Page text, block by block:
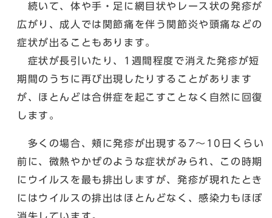
続いて、体や手・足に網目状やレース状の発疹が
広がり、成人では関節痛を伴う関節炎や頭痛などの
症状が出ることもあります。
症状が長引いたり、1週間程度で消えた発疹が短
期間のうちに再び出現したりすることがあります
が、ほとんどは合併症を起こすことなく自然に回復
します。
多くの場合、頬に発疹が出現する7～10日くらい
前に、微熱やかぜのような症状がみられ、この時期
にウイルスを最も排出しますが、発疹が現れたとき
にはウイルスの排出はほとんどなく、感染力もほぼ